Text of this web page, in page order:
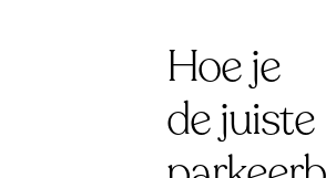
Hoe je
de juiste